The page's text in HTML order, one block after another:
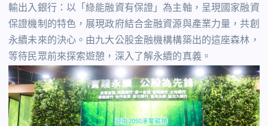
輸出入銀行：以「綠能融資有保證」為主軸，呈現國家融資
保證機制的特色，展現政府結合金融資源與產業力量，共創
永續未來的決心。由九大公股金融機構構築出的這座森林，
等待民眾前來探索遊憩，深入了解永續的真義。